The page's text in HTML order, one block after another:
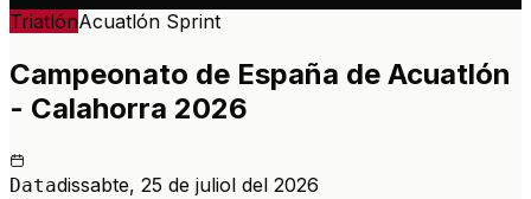
TriatlónAcuatlón Sprint
Campeonato de España de Acuatlón
- Calahorra 2026
Datadissabte, 25 de juliol del 2026